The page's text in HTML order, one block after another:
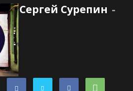
Сергей Сурепин -